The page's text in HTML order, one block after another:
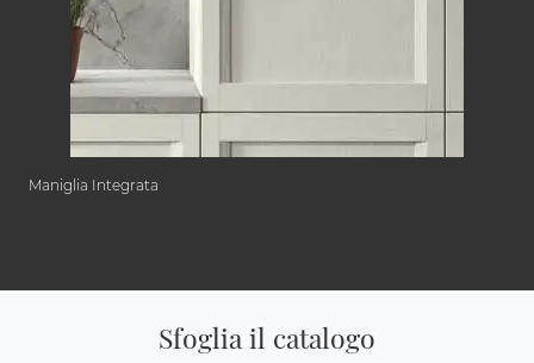
Maniglia Integrata
Sfoglia il catalogo